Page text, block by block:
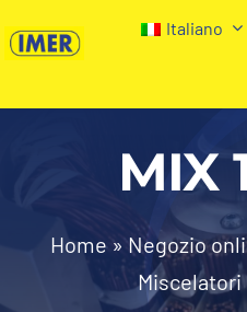
al
Italiano
Negozio
Chi siamo
MIX
Home »Negozio
Miscelatori